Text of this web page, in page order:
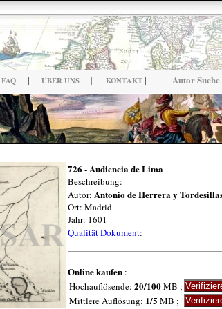
FAQ | ÜBER UNS | KONTAKT| Autor Suche
726 - Audiencia de Lima
Beschreibung:
Autor: Antonio de Herrera y
Ort: Madrid
Jahr: 1601
Qualität Dokument:
Online kaufen:
Hochauflösende: 20/100MB ;
Mittlere Auflösung: 1/5 MB ;